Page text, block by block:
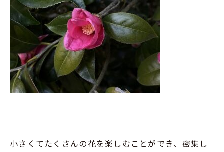
小さくてたくさんの花を楽しむことができ、密集し